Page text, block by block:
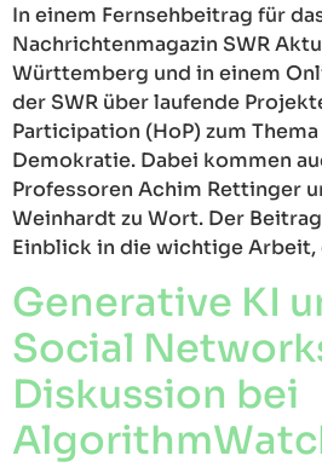
In einem Fernsehbeitrag für
Nachrichtenmagazin SWR
Württemberg und in einem
der SWR über laufende
Participation (HoP) zum
Demokratie. Dabei kommen
Professoren Achim Rettinger
Weinhardt zu Wort. Der
Einblick in die wichtige Arbeit,
Generative KI
Social
Diskussion bei